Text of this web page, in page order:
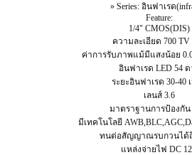
» Series: อินฟาเรด
Feature:
1/4" CMOS(DIS)
ความละเอียด 700 TV
ค่าการรับภาพแม้มีแสงน้อย
อินฟาเรด LED 54 ด
ระยะอินฟาเรด 30-40
เลนส์ 3.6
มาตราฐานการป้องกัน
มีเทคโนโลยี
ทนต่อสัญญาณรบกวนได้ถึ
แหล่งจ่ายไฟ DC